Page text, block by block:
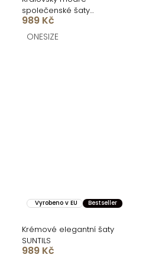
společenské šaty
SUNTILS
989 Kč
ONESIZE
Vyrobeno v EU Bestseller
Krémové elegantní šaty
SUNTILS
989 Kč